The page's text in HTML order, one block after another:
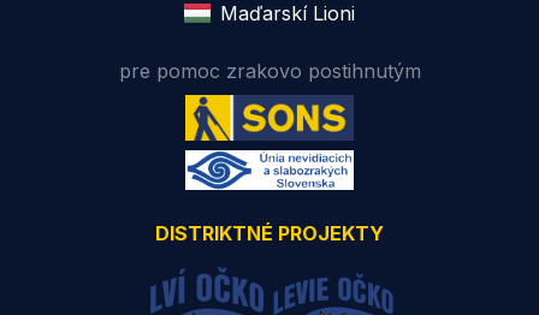
Maďarskí Lioni
pre pomoc zrakovo postihnutým
DISTRIKTNÉ PROJEKTY